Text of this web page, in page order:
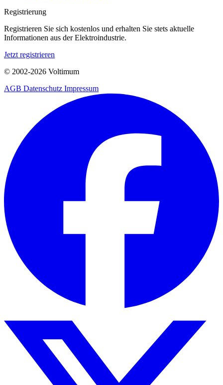
Registrierung
Registrieren Sie sich kostenlos und erhalten Sie stets aktuelle
Informationen aus der Elektroindustrie.
Jetzt registrieren
© 2002-2026 Voltimum
AGB Datenschutz Impressum